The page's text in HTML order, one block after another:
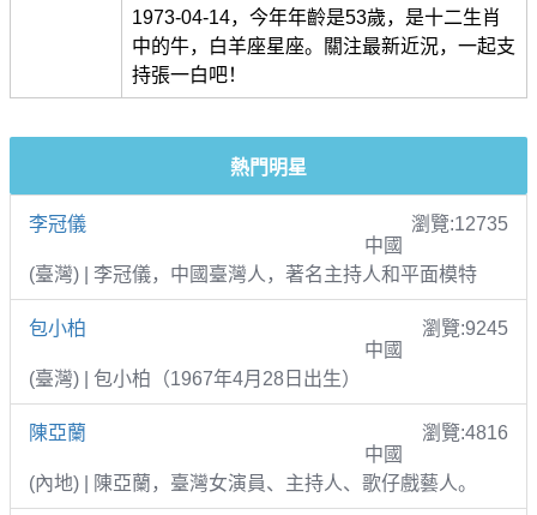
1973-04-14，今年年齡是53歲，是十二生肖
中的牛，白羊座星座。關注最新近況，一起支
持張一白吧！
熱門明星
李冠儀
瀏覽:12735
中國
(臺灣) | 李冠儀，中國臺灣人，著名主持人和平面模特
包小柏
瀏覽:9245
中國
(臺灣) | 包小柏（1967年4月28日出生）
陳亞蘭
瀏覽:4816
中國
(內地) | 陳亞蘭，臺灣女演員、主持人、歌仔戲藝人。